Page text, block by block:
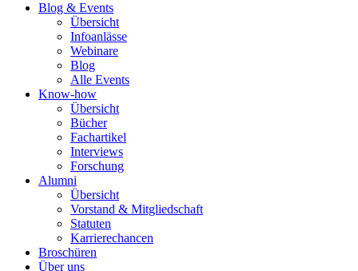
Blog & Events
Übersicht
Infoanlässe
Webinare
Blog
Alle Events
Know-how
Übersicht
Bücher
Fachartikel
Interviews
Forschung
Alumni
Übersicht
Vorstand & Mitgliedschaft
Statuten
Karrierechancen
Broschüren
Über uns